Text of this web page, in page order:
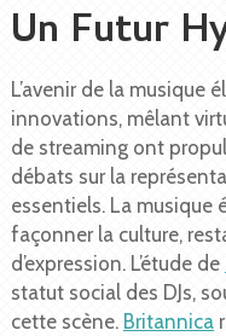
Un Futur
L’avenir de la musique
innovations, mêlant
de streaming ont
débats sur la
essentiels. La musique
façonner la culture,
d’expression. L’étude de
statut social des DJs,
cette scène. Britannica